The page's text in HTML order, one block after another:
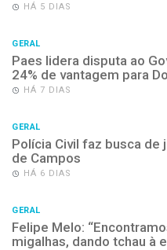
HÁ 5 DIAS
GERAL
Paes lidera disputa ao
24% de vantagem para
HÁ 7 DIAS
GERAL
Polícia Civil faz busca
de Campos
HÁ 6 DIAS
GERAL
Felipe Melo:
migalhas, dando tchau à